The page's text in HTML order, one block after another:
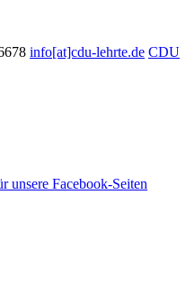
info[at]cdu-lehrte.de CDU
unsere Facebook-Seiten